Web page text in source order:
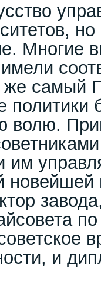
но
Многие
же самый
политики
волю.
им
новейшей
и